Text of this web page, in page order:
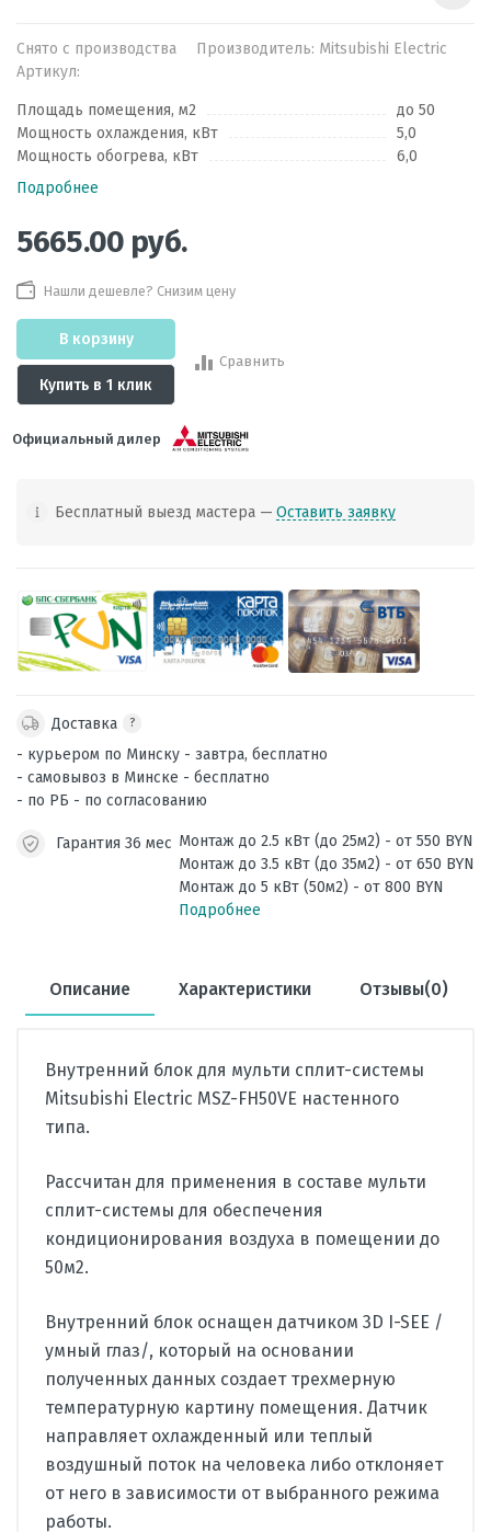
Снято с производства Производитель: Mitsubishi Electric
Артикул:
Площадь помещения, м2
до 50
Мощность охлаждения, кВт
5,0
Мощность обогрева, кВт
6,0
Подробнее
5665.00 руб.
Нашли дешевле? Снизим цену
В корзину
Купить в 1 клик
Сравнить
Официальный дилер
Бесплатный выезд мастера — Оставить заявку
Доставка ?
- курьером по Минску - завтра, бесплатно
- самовывоз в Минске - бесплатно
- по РБ - по согласованию
Гарантия 36 мес Монтаж до 2.5 кВт (до 25м2) - от 550 BYN
Монтаж до 3.5 кВт (до 35м2) - от 650 BYN
Монтаж до 5 кВт (50м2) - от 800 BYN
Подробнее
Описание Характеристики Отзывы(0)
Внутренний блок для мульти сплит-системы
Mitsubishi Electric MSZ-FH50VE настенного
типа.
Рассчитан для применения в составе мульти
сплит-системы для обеспечения
кондиционирования воздуха в помещении до
50м2.
Внутренний блок оснащен датчиком 3D I-SEE /
умный глаз/, который на основании
полученных данных создает трехмерную
температурную картину помещения. Датчик
направляет охлажденный или теплый
воздушный поток на человека либо отклоняет
от него в зависимости от выбранного режима
работы.